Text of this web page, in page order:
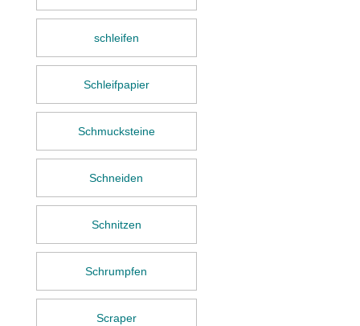
schleifen
Schleifpapier
Schmucksteine
Schneiden
Schnitzen
Schrumpfen
Scraper